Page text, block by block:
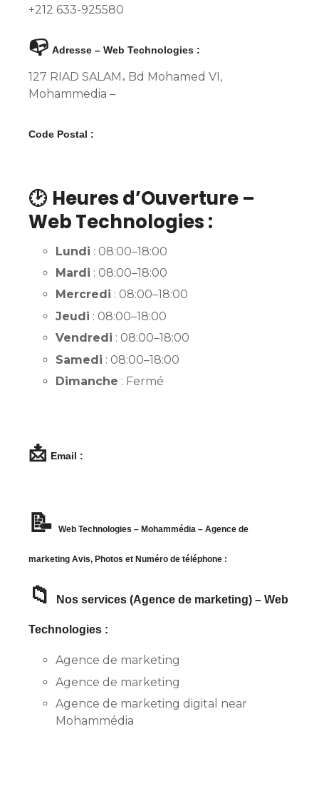
+212 633-925580
📭 Adresse – Web Technologies :
127 RIAD SALAM، Bd Mohamed VI,
Mohammedia –
Code Postal :
🕑 Heures d’Ouverture –
Web Technologies :
Lundi : 08:00–18:00
Mardi : 08:00–18:00
Mercredi : 08:00–18:00
Jeudi : 08:00–18:00
Vendredi : 08:00–18:00
Samedi : 08:00–18:00
Dimanche : Fermé
📩 Email :
📝 Web Technologies – Mohammédia – Agence de
marketing Avis, Photos et Numéro de téléphone :
📁 Nos services (Agence de marketing) – Web
Technologies :
Agence de marketing
Agence de marketing
Agence de marketing digital near
Mohammédia